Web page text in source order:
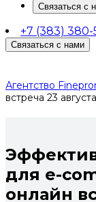
Связаться с
+7 (383) 380-
Связаться с нами
Агентство
встреча 23 августа
для e-
онлайн